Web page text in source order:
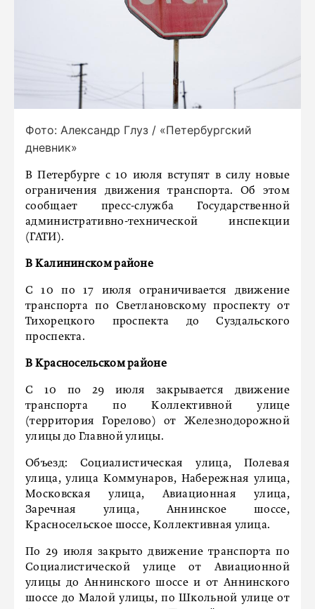
Фото: Александр Глуз / «Петербургский
дневник»
В Петербурге с 10 июля вступят в силу новые
ограничения движения транспорта. Об этом
сообщает пресс-служба Государственной
административно-технической инспекции
(ГАТИ).
В Калининском районе
С 10 по 17 июля ограничивается движение
транспорта по Светлановскому проспекту от
Тихорецкого проспекта до Суздальского
проспекта.
В Красносельском районе
С 10 по 29 июля закрывается движение
транспорта по Коллективной улице
(территория Горелово) от Железнодорожной
улицы до Главной улицы.
Объезд: Социалистическая улица, Полевая
улица, улица Коммунаров, Набережная улица,
Московская улица, Авиационная улица,
Заречная улица, Аннинское шоссе,
Красносельское шоссе, Коллективная улица.
По 29 июля закрыто движение транспорта по
Социалистической улице от Авиационной
улицы до Аннинского шоссе и от Аннинского
шоссе до Малой улицы, по Школьной улице от